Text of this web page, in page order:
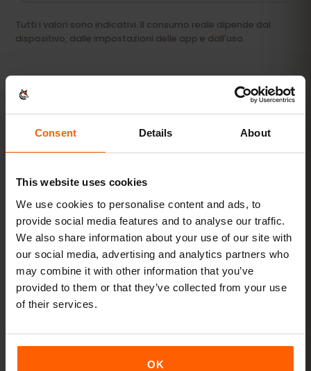
Consent Details About
This website uses cookies
We use cookies to personalise content and ads, to
provide social media features and to analyse our traffic.
We also share information about your use of our site with
our social media, advertising and analytics partners who
may combine it with other information that you’ve
provided to them or that they’ve collected from your use
of their services.
OK
Tutti i valori sono indicativi. Il consumo reale dipende dal
dispositivo, dalle impostazioni delle app e dall'uso.
ATTIVAZIONE
Attiva la tua eSIM per
Georgia in3 passaggi
Pronta in pochi minuti, senza SIM fisica.
e‑mail